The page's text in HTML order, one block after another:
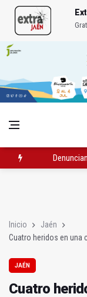
Inicio
Jaén
Cuatro heridos en una
JAÉN
Cuatro